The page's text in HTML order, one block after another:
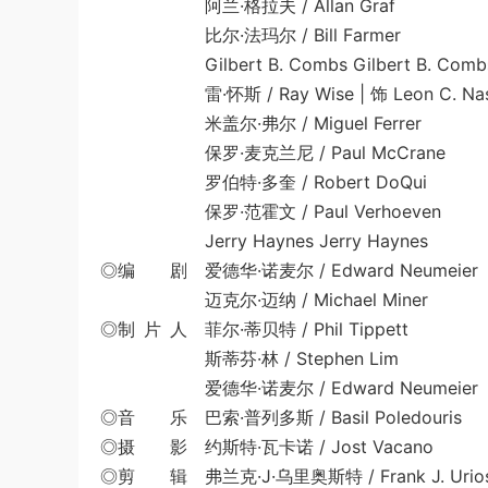
阿兰·格拉夫 / Allan Graf
比尔·法玛尔 / Bill Farmer
Gilbert B. Combs Gilbert B.
雷·怀斯 / Ray Wise | 饰 Leon C.
米盖尔·弗尔 / Miguel Ferrer
保罗·麦克兰尼 / Paul McCrane
罗伯特·多奎 / Robert DoQui
保罗·范霍文 / Paul Verhoeven
Jerry Haynes Jerry Haynes
◎编 剧 爱德华·诺麦尔 / Edward Neumeier
迈克尔·迈纳 / Michael Miner
◎制 片 人 菲尔·蒂贝特 / Phil Tippett
斯蒂芬·林 / Stephen Lim
爱德华·诺麦尔 / Edward Neumeier
◎音 乐 巴索·普列多斯 / Basil Poledouris
◎摄 影 约斯特·瓦卡诺 / Jost Vacano
◎剪 辑 弗兰克·J·乌里奥斯特 / Frank J.